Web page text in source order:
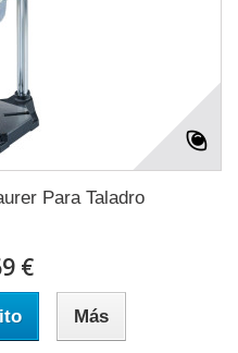
Para Taladro
€
Más